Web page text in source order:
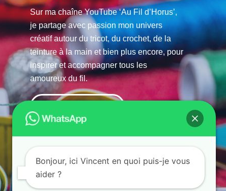
Sur ma chaîne YouTube ‘Au Fil d’Horus’,
je partage avec passion mon univers
créatif autour du tricot, du crochet, de la
teinture à la main et bien plus encore, pour
inspirer et accompagner tous les
amoureux du fil.
Bonjour, ici Vincent en quoi puis-je vous
aider ?